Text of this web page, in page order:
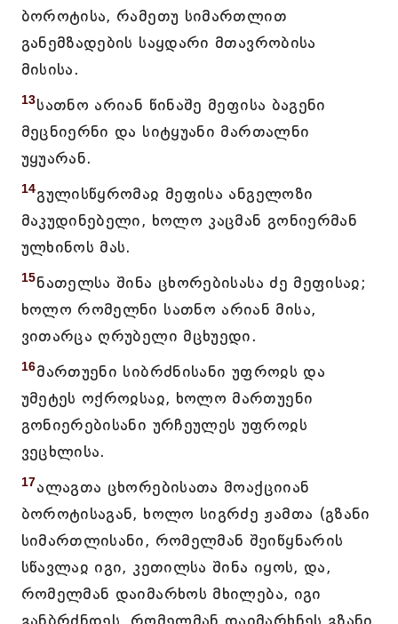
ბოროტისა, რამეთუ სიმართლით
განემზადების საყდარი მთავრობისა
მისისა.
13სათნო არიან წინაშე მეფისა ბაგენი
მეცნიერნი და სიტყუანი მართალნი
უყუარან.
14გულისწყრომაჲ მეფისა ანგელოზი
მაკუდინებელი, ხოლო კაცმან გონიერმან
ულხინოს მას.
15ნათელსა შინა ცხორებისასა ძე მეფისაჲ;
ხოლო რომელნი სათნო არიან მისა,
ვითარცა ღრუბელი მცხუედი.
16მართუენი სიბრძნისანი უფროჲს და
უმეტეს ოქროჲსაჲ, ხოლო მართუენი
გონიერებისანი ურჩეულეს უფროჲს
ვეცხლისა.
17ალაგთა ცხორებისათა მოაქციიან
ბოროტისაგან, ხოლო სიგრძე ჟამთა (გზანი
სიმართლისანი, რომელმან შეიწყნარის
სწავლაჲ იგი, კეთილსა შინა იყოს, და,
რომელმან დაიმარხოს მხილება, იგი